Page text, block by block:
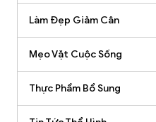
Làm Đẹp Giảm Cân
Mẹo Vặt Cuộc Sống
Thực Phẩm Bổ Sung